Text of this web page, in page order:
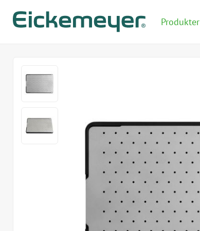
Produkter